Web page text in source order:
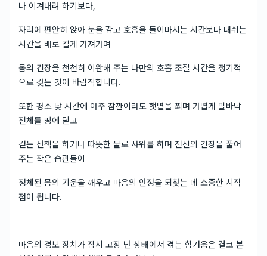
나 이겨내려 하기보다,
자리에 편안히 앉아 눈을 감고 호흡을 들이마시는 시간보다 내쉬는
시간을 배로 길게 가져가며
몸의 긴장을 천천히 이완해 주는 나만의 호흡 조절 시간을 정기적
으로 갖는 것이 바람직합니다.
또한 평소 낮 시간에 아주 잠깐이라도 햇볕을 쬐며 가볍게 발바닥
전체를 땅에 딛고
걷는 산책을 하거나 따뜻한 물로 샤워를 하며 전신의 긴장을 풀어
주는 작은 습관들이
정체된 몸의 기운을 깨우고 마음의 안정을 되찾는 데 소중한 시작
점이 됩니다.
마음의 경보 장치가 잠시 고장 난 상태에서 겪는 힘겨움은 결코 본